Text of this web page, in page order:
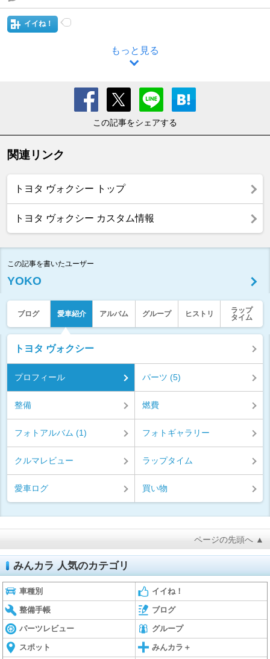
イイね！
もっと見る
この記事をシェアする
関連リンク
トヨタ ヴォクシー トップ
トヨタ ヴォクシー カスタム情報
この記事を書いたユーザー
YOKO
ブログ 愛車紹介 アルバム グループ ヒストリ
ラップ
タイム
トヨタ ヴォクシー
プロフィール パーツ (5)
整備 燃費
フォトアルバム (1) フォトギャラリー
クルマレビュー ラップタイム
愛車ログ 買い物
ページの先頭へ ▲
みんカラ 人気のカテゴリ
車種別 イイね！
整備手帳 ブログ
パーツレビュー グループ
スポット みんカラ＋